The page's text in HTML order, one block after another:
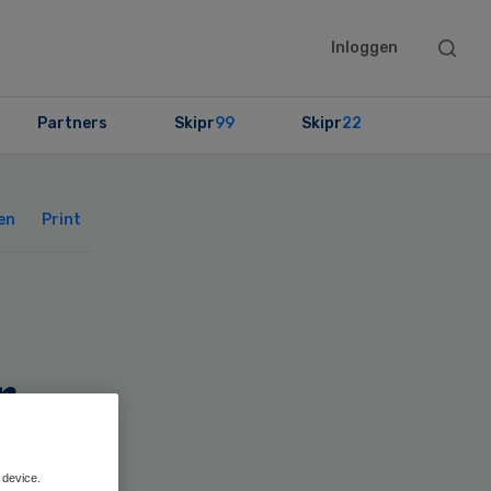
Inloggen
Search
Partners Skipr99 Skipr22
Print